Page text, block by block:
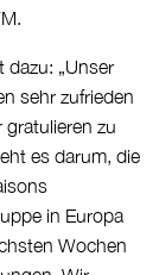
dazu: „Unser
sehr zufrieden
zu
es darum, die
in Europa
Wochen